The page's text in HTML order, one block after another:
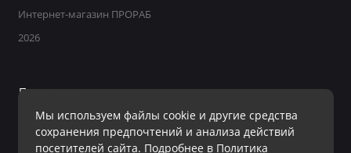
Мы используем файлы cookie и другие средства
сохранения предпочтений и анализа действий
посетителей сайта. Подробнее в Политика
Интернет-магазин ПРОРАБ
2026
Поддержка
+7 950 800-40-09
Ежедневно с 8:00 до 19:00 Без перерывов и выходных